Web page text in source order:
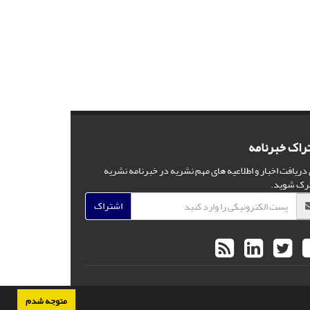
متوجه شدم
خبرنامه
دریافت اخبار و اطلاعیه های مهم نشریه در خبرنامه نشریه
شوید.
اشتراک